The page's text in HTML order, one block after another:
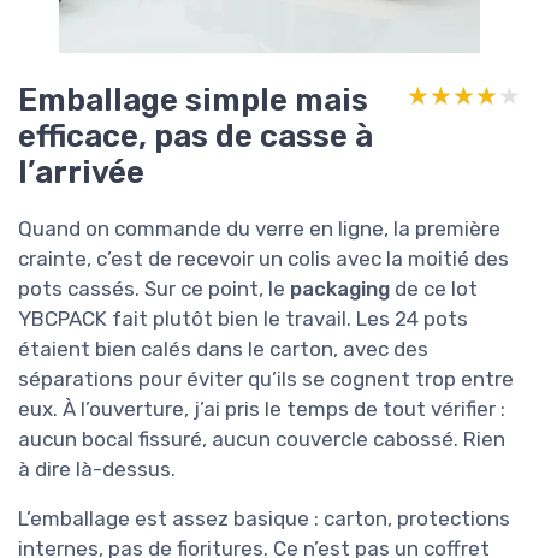
Emballage simple mais
efficace, pas de casse à
l’arrivée
★★★★★
★★★★★
Quand on commande du verre en ligne, la première
crainte, c’est de recevoir un colis avec la moitié des
pots cassés. Sur ce point, le packaging de ce lot
YBCPACK fait plutôt bien le travail. Les 24 pots
étaient bien calés dans le carton, avec des
séparations pour éviter qu’ils se cognent trop entre
eux. À l’ouverture, j’ai pris le temps de tout vérifier :
aucun bocal fissuré, aucun couvercle cabossé. Rien
à dire là-dessus.
L’emballage est assez basique : carton, protections
internes, pas de fioritures. Ce n’est pas un coffret